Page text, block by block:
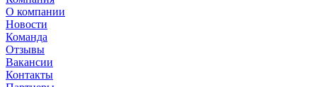
О компании
Новости
Команда
Отзывы
Вакансии
Контакты